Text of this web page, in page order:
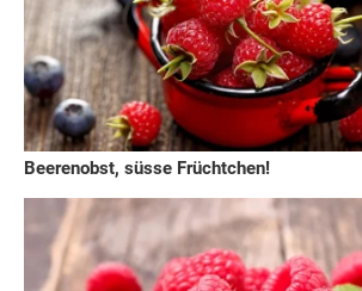
Beerenobst, süsse Früchtchen!